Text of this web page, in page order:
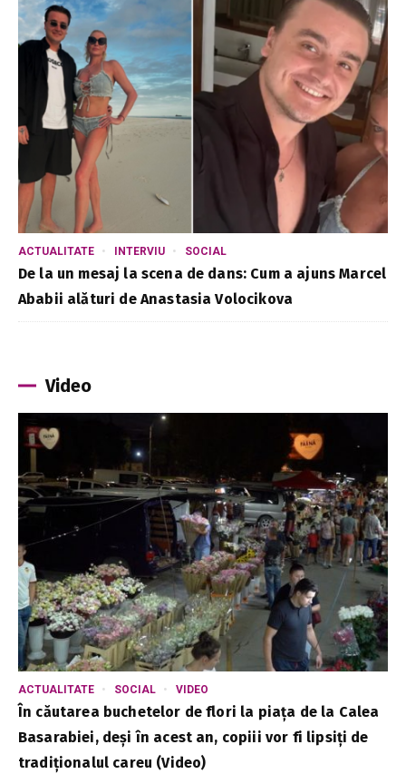
ACTUALITATE INTERVIU SOCIAL
De la un mesaj la scena de dans: Cum a ajuns Marcel
Ababii alături de Anastasia Volocikova
Video
ACTUALITATE SOCIAL VIDEO
În căutarea buchetelor de flori la piața de la Calea
Basarabiei, deși în acest an, copiii vor fi lipsiți de
tradiționalul careu (Video)